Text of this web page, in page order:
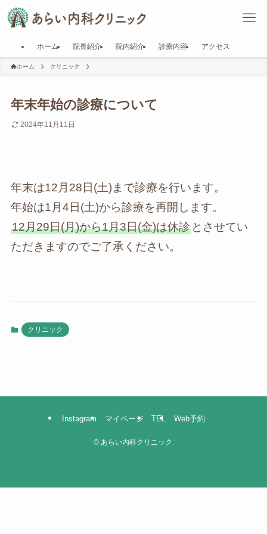
ホーム 院長紹介 院内紹介 診療内容 アクセス
ホーム クリニック
年末年始の診療について
2024年11月11日
年末は12月28日(土)まで診療を行います。
年始は1月4日(土)から診療を再開します。
12月29日(月)から1月3日(金)は休診とさせてい
ただきますのでご了承ください。
クリニック
Instagram マイページ TEL Web予約
©あらい内科クリニック.